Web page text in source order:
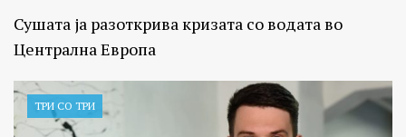
Сушата ја разоткрива кризата со водата во
Централна Европа
ТРИ СО ТРИ